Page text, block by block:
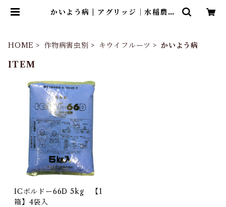
かいよう病 | アグリッジ｜水稲農薬
HOME 作物病害虫別 キウイフルーツ かいよう病
ITEM
ICボルドー66D 5kg 【1
箱】4袋入